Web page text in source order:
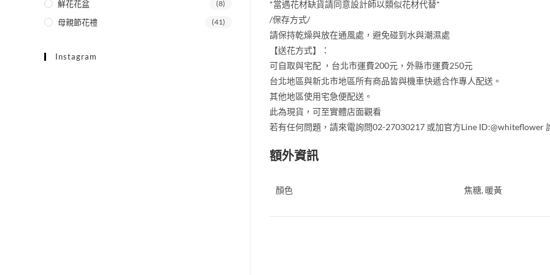
*當遇花材缺貨請同意設計師以類似花材代替*
/保存方式/
請保持乾燥與放在通風處，避免碰到水與潮濕處
【送花方式】：
可自取與宅配 ，台北市運費200元，外縣市運費250元
台北地區與新北市地區所有商品皆與機車快遞合作專人配送。
其他地區使用宅急便配送。
此為現貨，可至實體店面觀看
若有任何問題，請來電詢問02-27030217 或加官方Line ID:@whiteflower
額外資訊
顏色 焦糖, 暖黃
鮮花花盆 (8)
母親節花禮 (41)
Instagram